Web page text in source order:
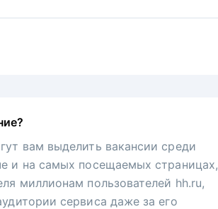
вам выделить вакансии среди
и на самых посещаемых страницах,
миллионам пользователей hh.ru,
сервиса даже за его